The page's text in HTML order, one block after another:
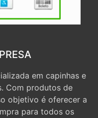
em capinhas e
Com produtos de
objetivo é oferecer a
para todos os